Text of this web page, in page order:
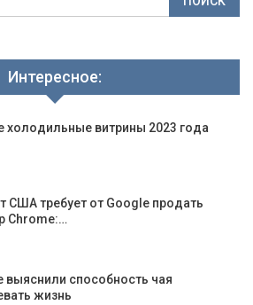
Интересное:
холодильные витрины 2023 года
США требует от Google продать
Chrome:…
выяснили способность чая
жизнь